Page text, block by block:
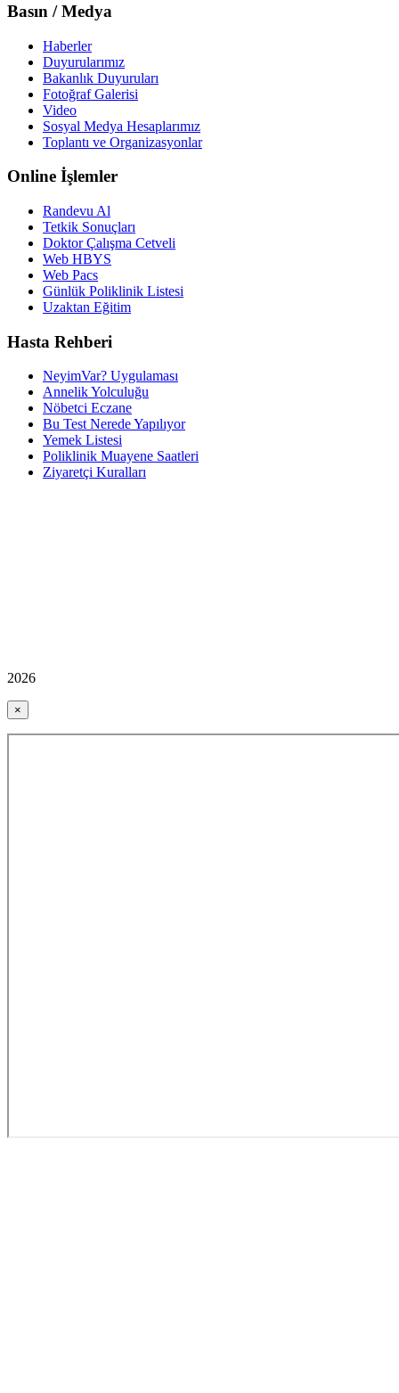
Basın / Medya
Haberler
Duyurularımız
Bakanlık Duyuruları
Fotoğraf Galerisi
Video
Sosyal Medya Hesaplarımız
Toplantı ve Organizasyonlar
Online İşlemler
Randevu Al
Tetkik Sonuçları
Doktor Çalışma Cetveli
Web HBYS
Web Pacs
Günlük Poliklinik Listesi
Uzaktan Eğitim
Hasta Rehberi
NeyimVar? Uygulaması
Annelik Yolculuğu
Nöbetci Eczane
Bu Test Nerede Yapılıyor
Yemek Listesi
Poliklinik Muayene Saatleri
Ziyaretçi Kuralları
2026
×